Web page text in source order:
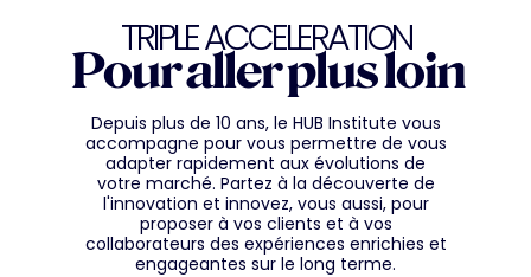
TRIPLE ACCELERATION
Pour aller plus loin
Depuis plus de 10 ans, le HUB Institute vous
accompagne pour vous permettre de vous
adapter rapidement aux évolutions de
votre marché. Partez à la découverte de
l'innovation et innovez, vous aussi, pour
proposer à vos clients et à vos
collaborateurs des expériences enrichies et
engageantes sur le long terme.